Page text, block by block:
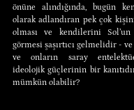
önüne alındığında, bugün
olarak adlandıran pek çok
olması ve kendilerini
görmesi şaşırtıcı gelmelidir -
ve onların saray
ideolojik güçlerinin bir
mümkün olabilir?